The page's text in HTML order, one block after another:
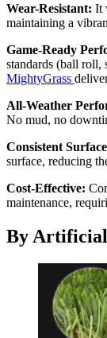
Wear-Resistant: It
maintaining a
Game-Ready
standards (ball roll,
MightyGrass
All-Weather
No mud, no
Consistent
surface, reducing
Cost-Effective:
maintenance,
By